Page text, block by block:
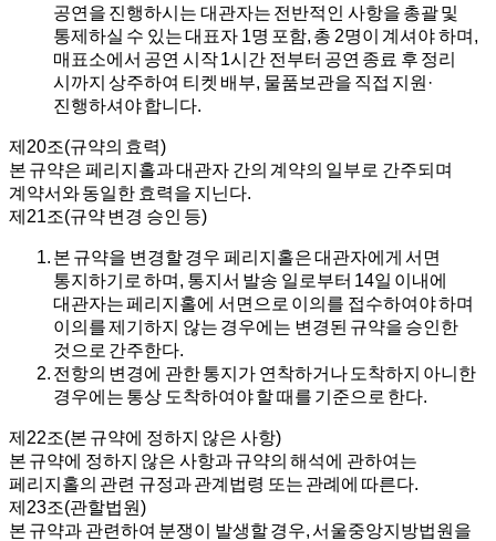
공연을 진행하시는 대관자는 전반적인 사항을 총괄 및
통제하실 수 있는 대표자 1명 포함, 총 2명이 계셔야 하며,
매표소에서 공연 시작 1시간 전부터 공연 종료 후 정리
시까지 상주하여 티켓 배부, 물품보관을 직접 지원·
진행하셔야 합니다.
제20조(규약의 효력)
본 규약은 페리지홀과 대관자 간의 계약의 일부로 간주되며
계약서와 동일한 효력을 지닌다.
제21조(규약 변경 승인 등)
본 규약을 변경할 경우 페리지홀은 대관자에게 서면
통지하기로 하며, 통지서 발송 일로부터 14일 이내에
대관자는 페리지홀에 서면으로 이의를 접수하여야 하며
이의를 제기하지 않는 경우에는 변경된 규약을 승인한
것으로 간주한다.
전항의 변경에 관한 통지가 연착하거나 도착하지 아니한
경우에는 통상 도착하여야 할 때를 기준으로 한다.
제22조(본 규약에 정하지 않은 사항)
본 규약에 정하지 않은 사항과 규약의 해석에 관하여는
페리지홀의 관련 규정과 관계법령 또는 관례에 따른다.
제23조(관할법원)
본 규약과 관련하여 분쟁이 발생할 경우, 서울중앙지방법원을